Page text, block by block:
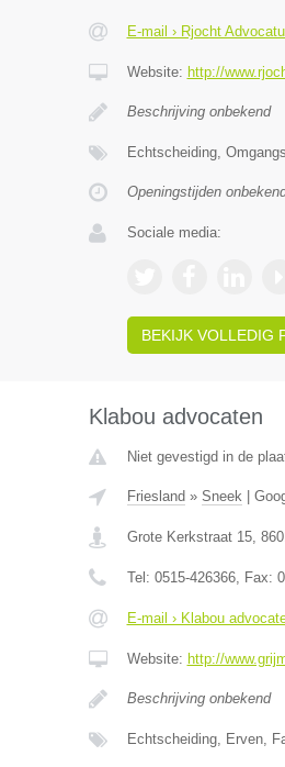
E-mail › Rjocht
Website: http://
Beschrijving onbekend
Echtscheiding,
Openingstijden
Sociale media:
BEKIJK VOLLEDIG
Klabou advocaten
Niet gevestigd in de
Friesland » Sneek|
Grote Kerkstraat 15,
Tel: 0515-426366, Fax:
E-mail › Klabou
Website: http://
Beschrijving onbekend
Echtscheiding, Erven,